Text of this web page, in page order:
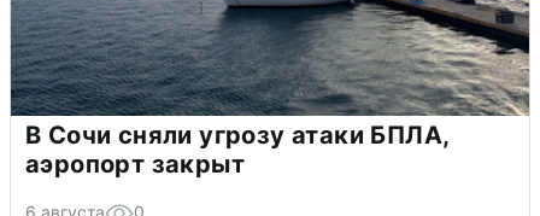
В Сочи сняли угрозу атаки БПЛА,
аэропорт закрыт